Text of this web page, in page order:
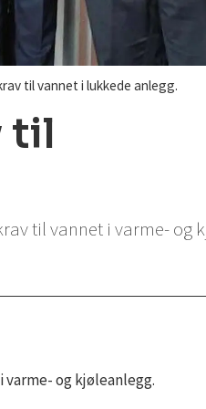
til vannet i lukkede anlegg.
til
til vannet i varme- og
varme- og kjøleanlegg.